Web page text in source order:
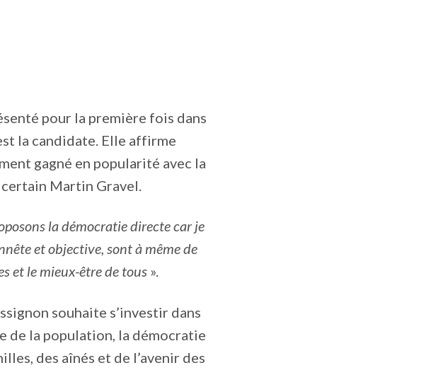
pour la première fois dans
la candidate. Elle affirme
gagné en popularité avec la
Martin Gravel.
la démocratie directe car je
et objective, sont à même de
et le mieux-être de tous».
souhaite s’investir dans
de la population, la démocratie
des aînés et de l’avenir des